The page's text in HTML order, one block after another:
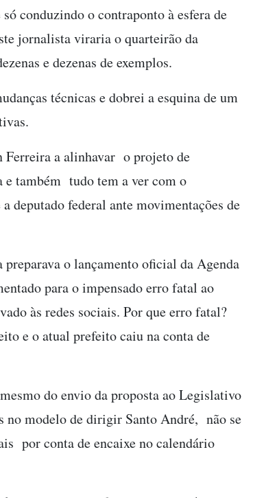
conduzindo o contraponto à esfera de
jornalista viraria o quarteirão da
e dezenas de exemplos.
técnicas e dobrei a esquina de um
Ferreira a alinhavar o projeto de
e também tudo tem a ver com o
deputado federal ante movimentações de
o lançamento oficial da Agenda
para o impensado erro fatal ao
às redes sociais. Por que erro fatal?
e o atual prefeito caiu na conta de
do envio da proposta ao Legislativo
no modelo de dirigir Santo André, não se
por conta de encaixe no calendário